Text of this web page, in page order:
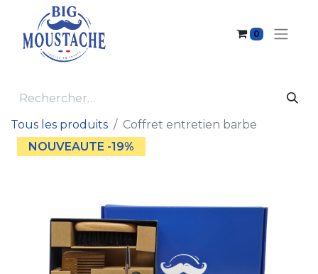
0
Tous les produits
Coffret entretien barbe
NOUVEAUTE -19%